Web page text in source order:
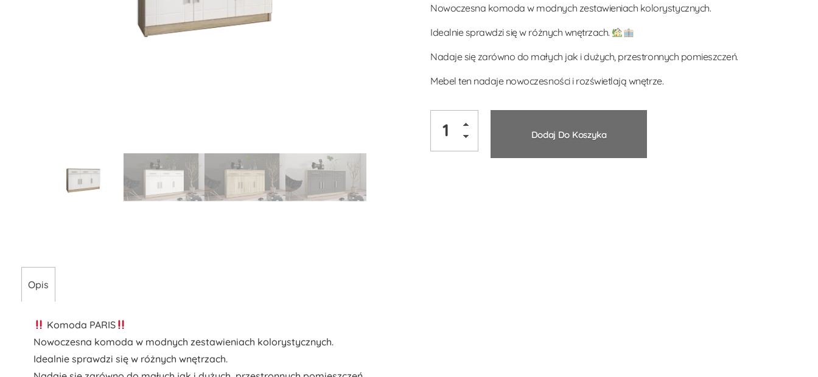
Nowoczesna komoda w modnych zestawieniach kolorystycznych.
Idealnie sprawdzi się w różnych wnętrzach.
Nadaje się zarówno do małych jak i dużych, przestronnych pomieszczeń.
Mebel ten nadaje nowoczesności i rozświetlają wnętrze.
Dodaj Do Koszyka
Opis
Komoda PARIS
Nowoczesna komoda w modnych zestawieniach kolorystycznych.
Idealnie sprawdzi się w różnych wnętrzach.